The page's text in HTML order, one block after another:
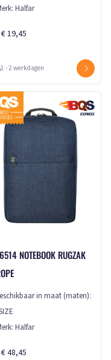
Halfar
19,45
1 - 2 werkdagen
NOTEBOOK RUGZAK
in maat (maten):
Halfar
48,45